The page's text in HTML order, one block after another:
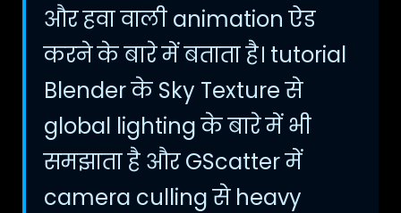
और हवा वाली animation ऐड
करने के बारे में बताता है। tutorial
Blender के Sky Texture से
global lighting के बारे में भी
समझाता है और GScatter में
camera culling से heavy